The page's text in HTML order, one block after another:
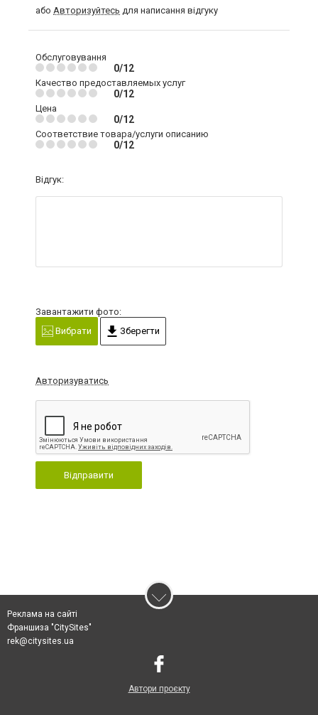
або Авторизуйтесь для написання відгуку
Обслуговування
0/12
Качество предоставляемых услуг
0/12
Цена
0/12
Соответствие товара/услуги описанию
0/12
Відгук:
Завантажити фото:
Вибрати
Зберегти
Авторизуватись
Відправити
Реклама на сайті
Франшиза "CitySites"
rek@citysites.ua
Автори проєкту